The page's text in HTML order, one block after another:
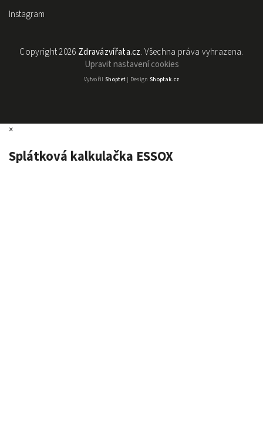
Instagram
Copyright 2026 Zdravázvířata.cz. Všechna práva vyhrazena.
Upravit nastavení cookies
Vytvořil Shoptet| Design Shoptak.cz
×
Splátková kalkulačka ESSOX